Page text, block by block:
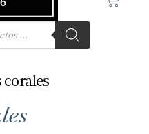
corales